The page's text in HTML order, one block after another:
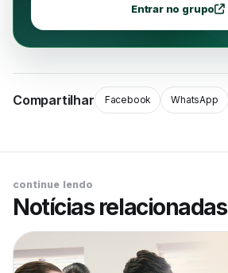
Entrar no grupo
Compartilhar Facebook WhatsApp
continue lendo
Notícias relacionadas